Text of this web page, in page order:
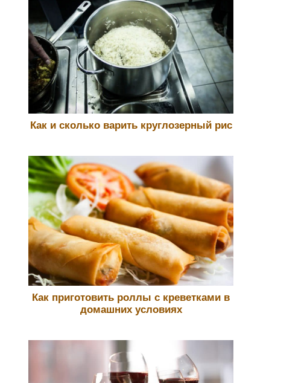
Как и сколько варить круглозерный рис
Как приготовить роллы с креветками в
домашних условиях